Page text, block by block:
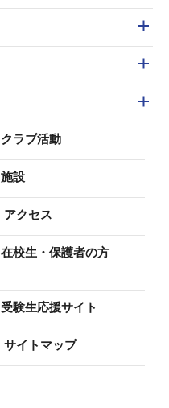
クラブ活動
施設
アクセス
在校生・保護者の方
受験生応援サイト
サイトマップ